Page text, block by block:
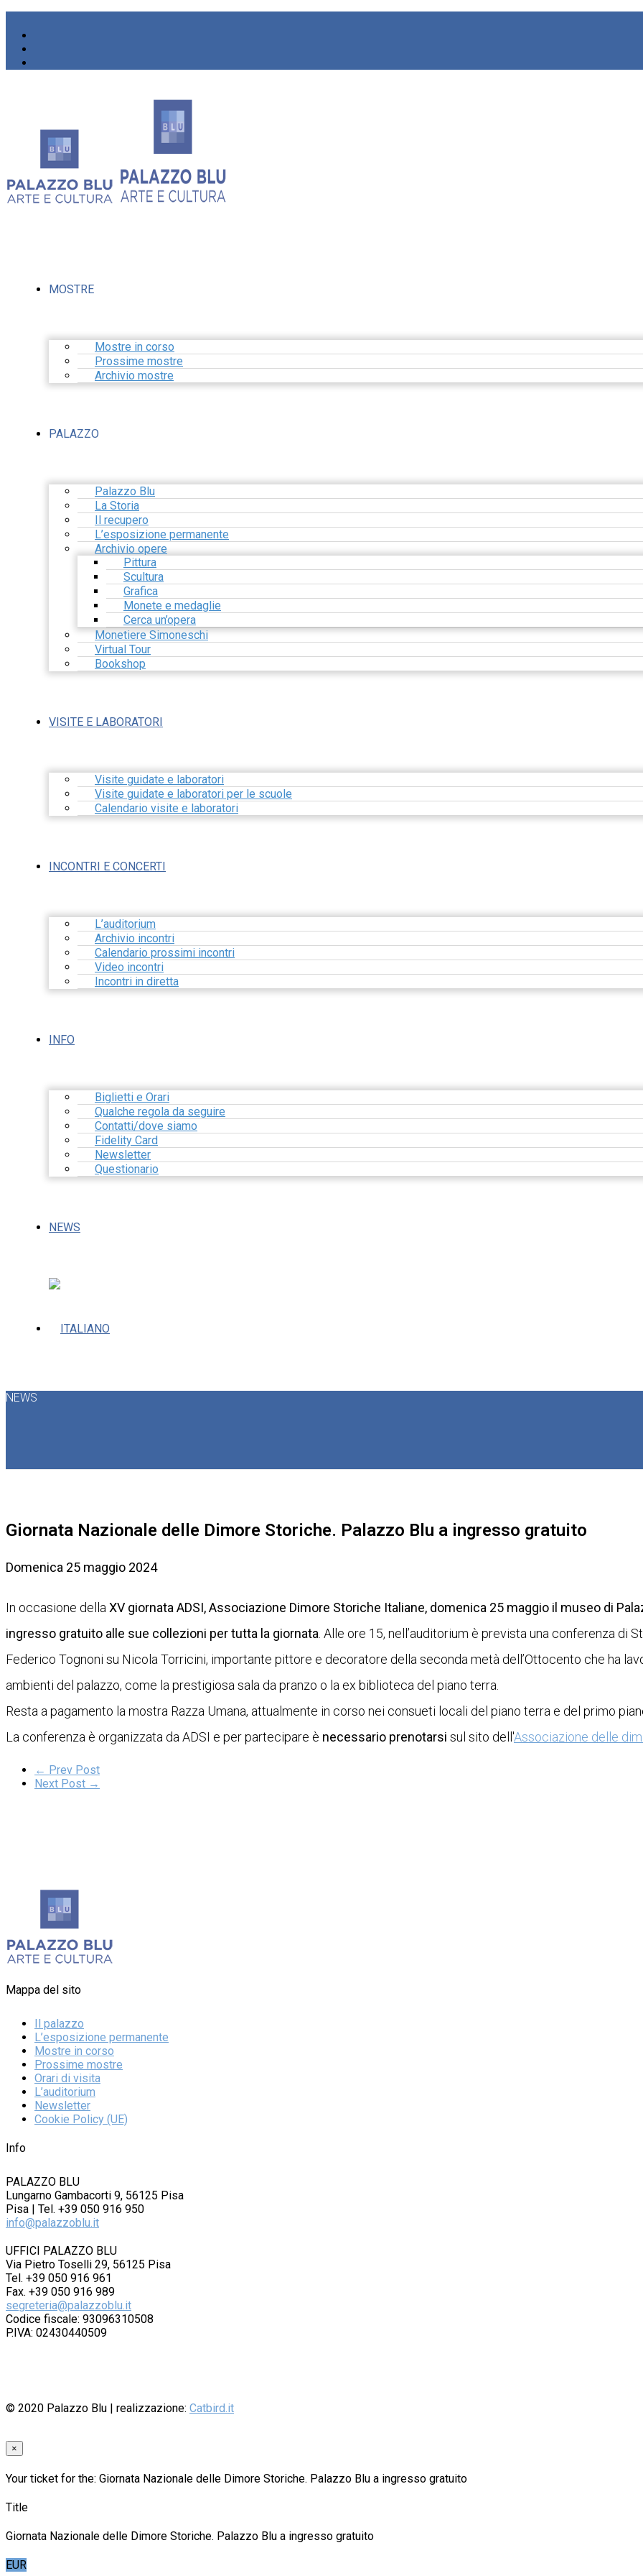
MOSTRE
Mostre in corso
Prossime mostre
Archivio mostre
PALAZZO
Palazzo Blu
La Storia
Il recupero
L’esposizione permanente
Archivio opere
Pittura
Scultura
Grafica
Monete e medaglie
Cerca un’opera
Monetiere Simoneschi
Virtual Tour
Bookshop
VISITE E LABORATORI
Visite guidate e laboratori
Visite guidate e laboratori per le scuole
Calendario visite e laboratori
INCONTRI E CONCERTI
L’auditorium
Archivio incontri
Calendario prossimi incontri
Video incontri
Incontri in diretta
INFO
Biglietti e Orari
Qualche regola da seguire
Contatti/dove siamo
Fidelity Card
Newsletter
Questionario
NEWS
NEWS
Giornata Nazionale delle Dimore Storiche. Palazzo Blu a ingresso gratuito
Domenica 25 maggio 2024
In occasione della XV giornata ADSI, Associazione Dimore Storiche Italiane, domenica 25 maggio il museo di
ingresso gratuito alle sue collezioni per tutta la giornata . Alle ore 15, nell’auditorium è prevista una conferenza di
Federico Tognoni su Nicola Torricini, importante pittore e decoratore della seconda metà dell’Ottocento che ha
ambienti del palazzo, come la prestigiosa sala da pranzo o la ex biblioteca del piano terra.
Resta a pagamento la mostra Razza Umana, attualmente in corso nei consueti locali del piano terra e del primo
La conferenza è organizzata da ADSI e per partecipare è necessario prenotarsi sul sito dell'Associazione delle
← Prev Post
Next Post →
Mappa del sito
Il palazzo
L’esposizione permanente
Mostre in corso
Prossime mostre
Orari di visita
L’auditorium
Newsletter
Cookie Policy (UE)
Info
PALAZZO BLU
Lungarno Gambacorti 9, 56125 Pisa
Pisa | Tel. +39 050 916 950
info@palazzoblu.it
UFFICI PALAZZO BLU
Via Pietro Toselli 29, 56125 Pisa
Tel. +39 050 916 961
Fax. +39 050 916 989
segreteria@palazzoblu.it
Codice fiscale: 93096310508
P.IVA: 02430440509
© 2020 Palazzo Blu | realizzazione: Catbird.it
×
Your ticket for the: Giornata Nazionale delle Dimore Storiche. Palazzo Blu a ingresso gratuito
Title
Giornata Nazionale delle Dimore Storiche. Palazzo Blu a ingresso gratuito
EUR